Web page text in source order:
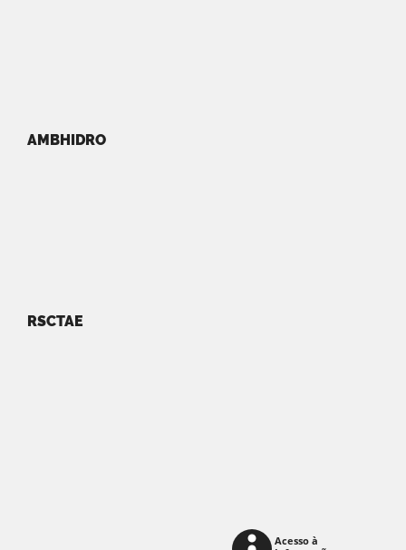
AMBHIDRO
RSCTAE